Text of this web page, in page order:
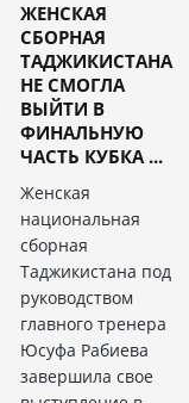
ЖЕНСКАЯ
СБОРНАЯ
ТАДЖИКИСТАНА
НЕ СМОГЛА
ВЫЙТИ В
ФИНАЛЬНУЮ
ЧАСТЬ КУБКА ...
Женская
национальная
сборная
Таджикистана под
руководством
главного тренера
Юсуфа Рабиева
завершила свое